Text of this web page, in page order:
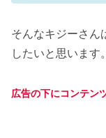
そんなキジーさん
したいと思います。
広告の下にコンテン